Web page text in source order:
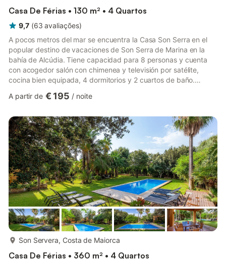
Casa De Férias • 130 m² • 4 Quartos
9,7 (63 avaliações)
A pocos metros del mar se encuentra la Casa Son Serra en el
popular destino de vacaciones de Son Serra de Marina en la
bahía de Alcúdia. Tiene capacidad para 8 personas y cuenta
con acogedor salón con chimenea y televisión por satélite,
cocina bien equipada, 4 dormitorios y 2 cuartos de baño.
garaje. En la terraza cubierta con vistas al mar hay muebles de
restaurantes más cercanos están a pocos pasos. Tiendas están
a sólo unos minutos en coche. Se permite un perro pequeño.
A partir de € 195 / noite
Son Servera, Costa de Maiorca
Casa De Férias • 360 m² • 4 Quartos